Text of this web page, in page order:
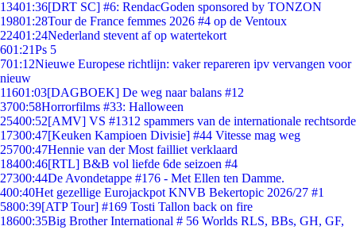
13401:36[DRT SC] #6: RendacGoden sponsored by TONZON
19801:28Tour de France femmes 2026 #4 op de Ventoux
22401:24Nederland stevent af op watertekort
601:21Ps 5
701:12Nieuwe Europese richtlijn: vaker repareren ipv vervangen voor
nieuw
11601:03[DAGBOEK] De weg naar balans #12
3700:58Horrorfilms #33: Halloween
25400:52[AMV] VS #1312 spammers van de internationale rechtsorde
17300:47[Keuken Kampioen Divisie] #44 Vitesse mag weg
25700:47Hennie van der Most failliet verklaard
18400:46[RTL] B&B vol liefde 6de seizoen #4
27300:44De Avondetappe #176 - Met Ellen ten Damme.
400:40Het gezellige Eurojackpot KNVB Bekertopic 2026/27 #1
5800:39[ATP Tour] #169 Tosti Tallon back on fire
18600:35Big Brother International # 56 Worlds RLS, BBs, GH, GF,